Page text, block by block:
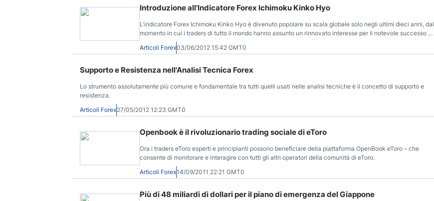
Introduzione all'Indicatore Forex Ichimoku Kinko Hyo
L'indicatore Forex Ichimoku Kinko Hyo è divenuto popolare su scala globale solo negli ultimi dieci anni, dal
momento in cui i traders di tutto il mondo hanno assunto un rinnovato interesse per il notevole successo di
questo sistema. Qui di seguito troverete le prime nozioni di cos'è l' Ichimoku Kinko Hyo e come funziona.
Articoli Forex03/06/2012 15:42 GMT0
Supporto e Resistenza nell'Analisi Tecnica Forex
Lo strumento assolutamente più comune e fondamentale tra tutti quelli usati nelle analisi tecniche è il concetto di supporto e
resistenza.
Articoli Forex27/05/2012 12:23 GMT0
Openbook è il rivoluzionario trading sociale di eToro
Ora i traders eToro esperti e principianti possono beneficiare della piattaforma OpenBook eToro – che
consente di monitorare e interagire con tutti gli altri operatori della comunità di eToro.
Articoli Forex14/09/2011 22:21 GMT0
Più di 48 miliardi di dollari per il piano di emergenza del Giappone